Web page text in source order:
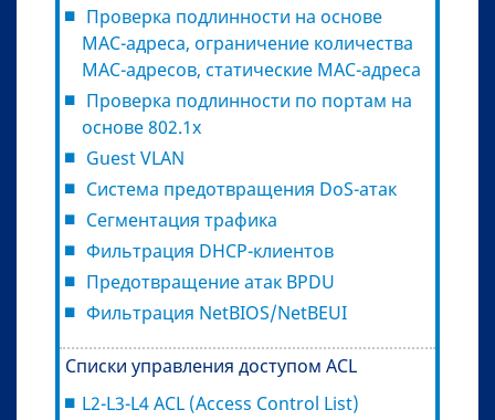
Проверка подлинности на основе
MAC-адреса, ограничение количества
MAC-адресов, статические MAC-адреса
Проверка подлинности по портам на
основе 802.1x
Guest VLAN
Система предотвращения DoS-атак
Сегментация трафика
Фильтрация DHCP-клиентов
Предотвращение атак BPDU
Фильтрация NetBIOS/NetBEUI
Списки управления доступом ACL
L2-L3-L4 ACL (Access Control List)